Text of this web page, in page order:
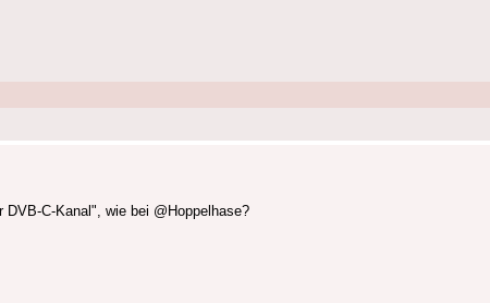
C-Kanal", wie bei @Hoppelhase?